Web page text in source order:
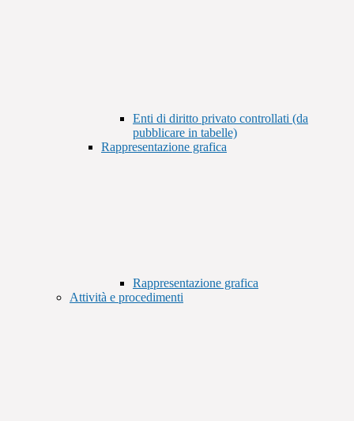
Enti di diritto privato controllati (da
pubblicare in tabelle)
Rappresentazione grafica
Rappresentazione grafica
Attività e procedimenti